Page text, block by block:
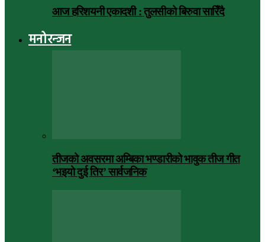
आज हरिशयनी एकादशी : तुलसीको बिरुवा सारिँदै
मनोरन्जन
तीजको अवसरमा अम्बिका भण्डारीको भावुक तीज गीत
‘भइयो दुई तिर’ सार्वजनिक